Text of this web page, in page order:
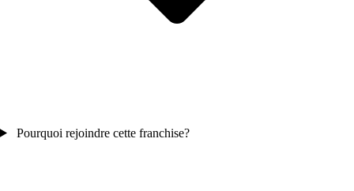
Pourquoi rejoindre cette franchise?